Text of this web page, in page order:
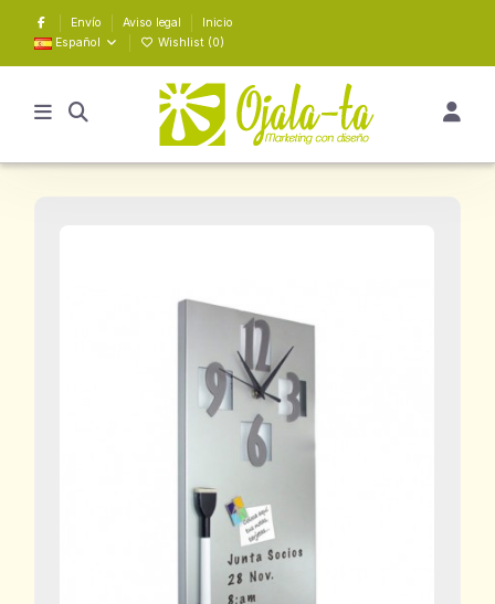
Envío Aviso legal
Inicio
Español
Wishlist (0)